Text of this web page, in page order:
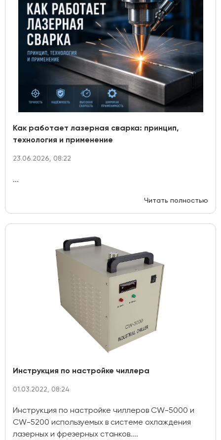
Как работает лазерная сварка: принцип,
технология и применение
23.06.2026, 08:22
...
Читать полностью
Инструкция по настройке чиллера
01.03.2022, 08:24
Инструкция по настройке чиллеров CW-5000 и
CW-5200 используемых в системе охлаждения
лазерных и фрезерных станков....